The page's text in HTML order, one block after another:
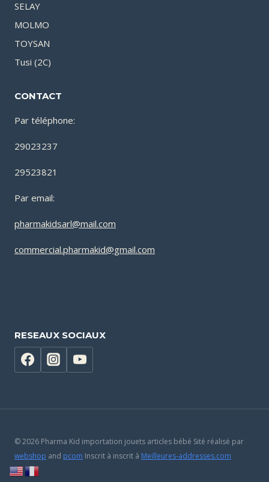
SELAY
MOLMO
TOYSAN
Tusi (2C)
CONTACT
Par téléphone:
29023237
29523821
Par email:
pharmakidsarl@mail.com
commercial.pharmakid@gmail.com
RESEAUX SOCIAUX
© 2026 Pharma Kid importation jouets articles bébé Sité réalisé par
webshop and pcom Inscrit à inscrit à Meilleures-addresses.com